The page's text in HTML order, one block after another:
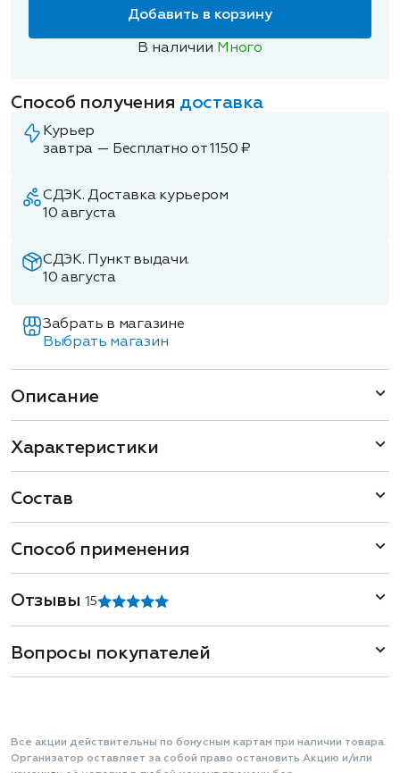
Добавить в корзину
В наличии Много
Способ получения доставка
Курьер
завтра — Бесплатно от 1150 ₽
СДЭК. Доставка курьером
10 августа
СДЭК. Пункт выдачи.
10 августа
Забрать в магазине
Выбрать магазин
Описание
Характеристики
Состав
Способ применения
Отзывы1 5
Вопросы покупателей
Все акции действительны по бонусным картам при наличии товара.
Организатор оставляет за собой право остановить Акцию и/или